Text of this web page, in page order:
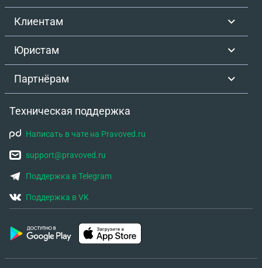
Клиентам
Юристам
Партнёрам
Техническая поддержка
Написать в чате на Pravoved.ru
support@pravoved.ru
Поддержка в Telegram
Поддержка в VK